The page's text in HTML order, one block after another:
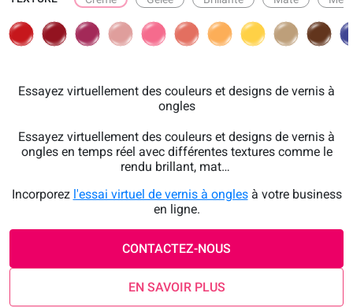
Essayez virtuellement des couleurs et designs de vernis à
ongles
Essayez virtuellement des couleurs et designs de vernis à
ongles en temps réel avec différentes textures comme le
rendu brillant, mat…
Incorporez l'essai virtuel de vernis à onglesà votre business
en ligne.
CONTACTEZ-NOUS
EN SAVOIR PLUS